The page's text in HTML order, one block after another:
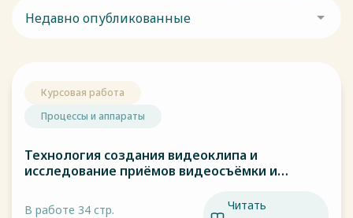
Недавно опубликованные
Курсовая работа
Процессы и аппараты
Технология создания видеоклипа и
исследование приёмов видеосъёмки и
В работе 34 стр.
Читать